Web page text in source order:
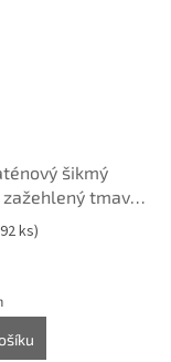
šikmý
tmavší
mm
ks)